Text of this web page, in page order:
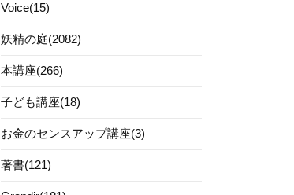
Voice(15)
妖精の庭(2082)
本講座(266)
子ども講座(18)
お金のセンスアップ講座(3)
著書(121)